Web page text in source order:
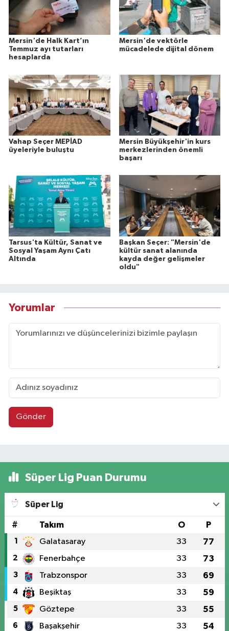
Mersin'de Halk Kart’ın
Temmuz ayı tutarları
hesaplarda
Mersin'de vektörle
mücadelede dijital dönem
Vahap Seçer MEPİAD
üyeleriyle buluştu
Mersin Büyükşehir'in kurs
merkezlerinden önemli
başarı
Tarsus'ta Kültür, Sanat ve
Sosyal Yaşam Aynı Çatı
Altında
Başkan Seçer: "Mersin'de
kültür sanat alanında
kayda değer gelişmeler
oldu"
Yorumlar
Gönder
Süper Lig Puan Durumu
Süper Lig
# Takım O P
1 Galatasaray 33 77
2 Fenerbahçe 33 73
3 Trabzonspor 33 69
4 Beşiktaş 33 59
5 Göztepe 33 55
6 Başakşehir 33 54